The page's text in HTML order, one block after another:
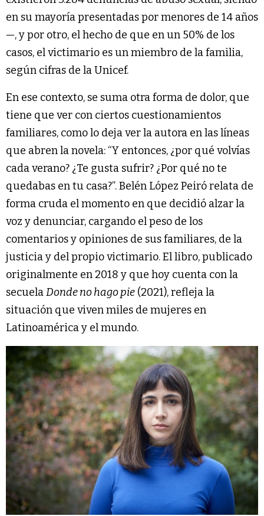
en su mayoría presentadas por menores de 14 años
—, y por otro, el hecho de que en un 50% de los
casos, el victimario es un miembro de la familia,
según cifras de la Unicef.
En ese contexto, se suma otra forma de dolor, que
tiene que ver con ciertos cuestionamientos
familiares, como lo deja ver la autora en las líneas
que abren la novela: “Y entonces, ¿por qué volvías
cada verano? ¿Te gusta sufrir? ¿Por qué no te
quedabas en tu casa?”. Belén López Peiró relata de
forma cruda el momento en que decidió alzar la
voz y denunciar, cargando el peso de los
comentarios y opiniones de sus familiares, de la
justicia y del propio victimario. El libro, publicado
originalmente en 2018 y que hoy cuenta con la
secuelaDonde no hago pie (2021), refleja la
situación que viven miles de mujeres en
Latinoamérica y el mundo.